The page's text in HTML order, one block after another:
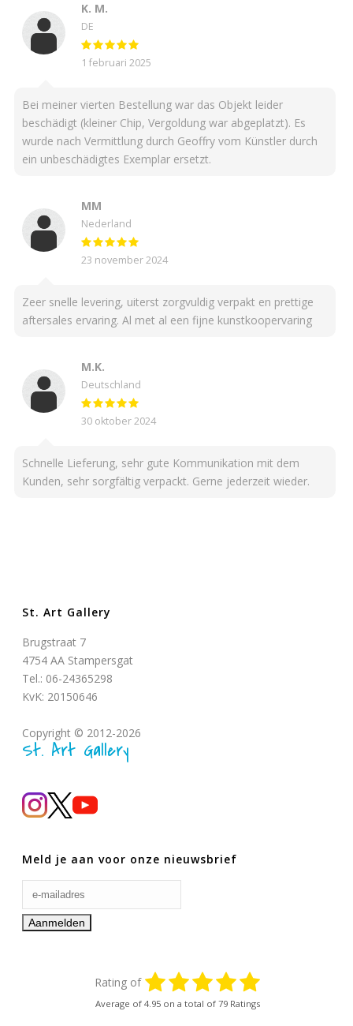
K. M.
DE
1 februari 2025
Bei meiner vierten Bestellung war das Objekt leider
beschädigt (kleiner Chip, Vergoldung war abgeplatzt). Es
wurde nach Vermittlung durch Geoffry vom Künstler durch
ein unbeschädigtes Exemplar ersetzt.
MM
Nederland
23 november 2024
Zeer snelle levering, uiterst zorgvuldig verpakt en prettige
aftersales ervaring. Al met al een fijne kunstkoopervaring
M.K.
Deutschland
30 oktober 2024
Schnelle Lieferung, sehr gute Kommunikation mit dem
Kunden, sehr sorgfältig verpackt. Gerne jederzeit wieder.
St. Art Gallery
Brugstraat 7
4754 AA Stampersgat
Tel.: 06-24365298
KvK: 20150646
Copyright © 2012-2026
St. Art Gallery
Meld je aan voor onze nieuwsbrief
Rating of
Average of 4.95 on a total of 79 Ratings